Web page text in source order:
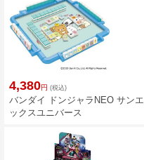
4,380円 (税込)
バンダイ ドンジャラNEO サンエ
ックスユニバース